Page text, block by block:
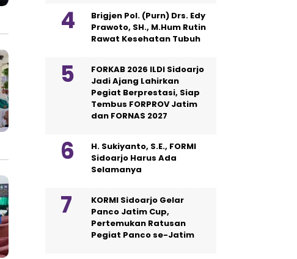
Brigjen Pol. (Purn) Drs. Edy
Prawoto, SH., M.Hum Rutin
Rawat Kesehatan Tubuh
FORKAB 2026 ILDI Sidoarjo
Jadi Ajang Lahirkan
Pegiat Berprestasi, Siap
Tembus FORPROV Jatim
dan FORNAS 2027
H. Sukiyanto, S.E., FORMI
Sidoarjo Harus Ada
Selamanya
KORMI Sidoarjo Gelar
Panco Jatim Cup,
Pertemukan Ratusan
Pegiat Panco se-Jatim